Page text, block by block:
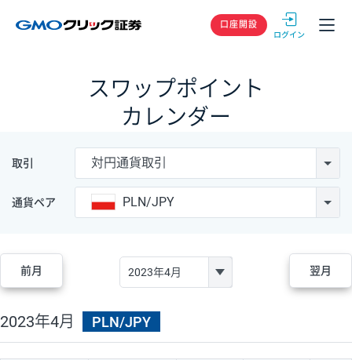
GMOクリック
口座開設
スワップポイント
カレンダー
取引 対円通貨取引
通貨ペア PLN/JPY
前月 翌月
2023年4月 PLN/JPY